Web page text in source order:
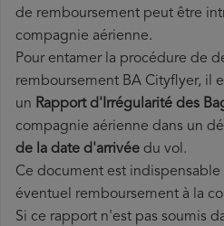
de remboursement peut être
compagnie aérienne.
Pour entamer la procédure de
remboursement BA Cityflyer, il
un Rapport d'Irrégularité des
compagnie aérienne dans un
de la date d'arrivée du vol.
Ce document est
éventuel remboursement à la
Si ce rapport n'est pas soumis